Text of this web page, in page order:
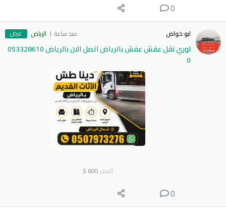
0
ابو خواض منذ ساعة الرياض عرض
لوري نقل عفش عفش بالرياض اتصل الان بالرياض 053328610
0
السعر 600
$
0